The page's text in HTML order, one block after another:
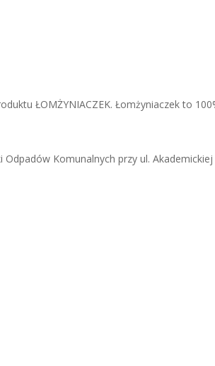
ŁOMŻYNIACZEK. Łomżyniaczek to
Komunalnych przy ul. Akademickiej